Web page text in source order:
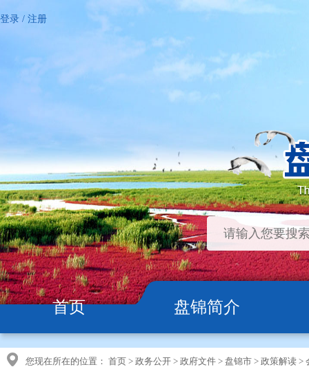
登录 / 注册
首页 盘锦简介
您现在所在的位置： 首页 > 政务公开 > 政府文件 > 盘锦市 > 政策解读 >